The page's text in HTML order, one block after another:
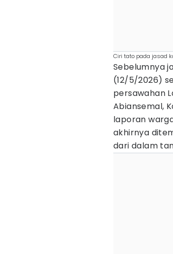
Ciri tato pada jasad
Sebelumnya
(12/5/2026)
persawahan
Abiansemal,
laporan
akhirnya
dari dalam